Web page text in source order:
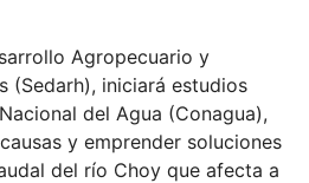
Agropecuario y
(Sedarh), iniciará estudios
del Agua (Conagua),
y emprender soluciones
del río Choy que afecta a